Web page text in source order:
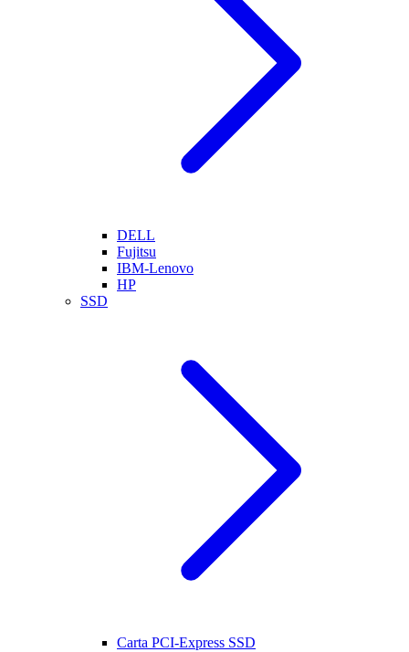
DELL
Fujitsu
IBM-Lenovo
HP
SSD
Carta PCI-Express SSD